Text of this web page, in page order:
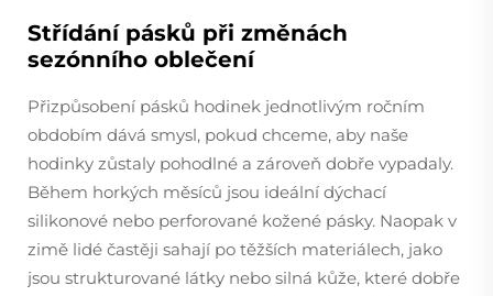
Střídání pásků při změnách
sezónního oblečení
Přizpůsobení pásků hodinek jednotlivým ročním
obdobím dává smysl, pokud chceme, aby naše
hodinky zůstaly pohodlné a zároveň dobře vypadaly.
Během horkých měsíců jsou ideální dýchací
silikonové nebo perforované kožené pásky. Naopak v
zimě lidé častěji sahají po těžších materiálech, jako
jsou strukturované látky nebo silná kůže, které dobře